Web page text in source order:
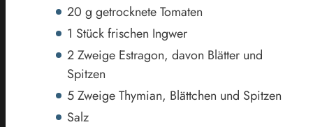
20 g getrocknete Tomaten
1 Stück frischen Ingwer
2 Zweige Estragon, davon Blätter und
Spitzen
5 Zweige Thymian, Blättchen und Spitzen
Salz